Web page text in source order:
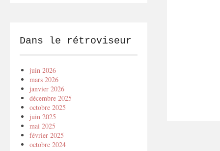
Dans le rétroviseur
juin 2026
mars 2026
janvier 2026
décembre 2025
octobre 2025
juin 2025
mai 2025
février 2025
octobre 2024